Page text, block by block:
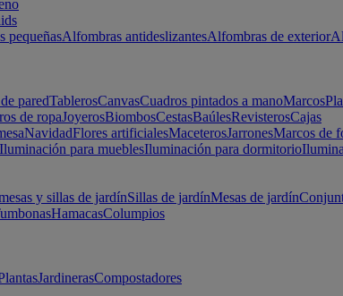
pequeñasAlfombras antideslizantesAlfombras de exterior
paredTablerosCanvasCuadros pintados a manoMarcos
de ropaJoyerosBiombosCestasBaúlesRevisterosCajas
NavidadFlores artificialesMaceterosJarronesMarcos de
Iluminación para mueblesIluminación para dormitorio
y sillas de jardínSillas de jardínMesas de jardín
HamacasColumpios
JardinerasCompostadores